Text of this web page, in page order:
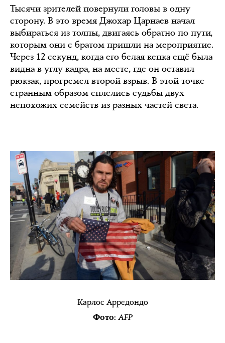
Тысячи зрителей повернули головы в одну
сторону. В это время Джохар Царнаев начал
выбираться из толпы, двигаясь обратно по пути,
которым они с братом пришли на мероприятие.
Через 12 секунд, когда его белая кепка ещё была
видна в углу кадра, на месте, где он оставил
рюкзак, прогремел второй взрыв. В этой точке
странным образом сплелись судьбы двух
непохожих семейств из разных частей света.
Карлос Арредондо
Фото:AFP